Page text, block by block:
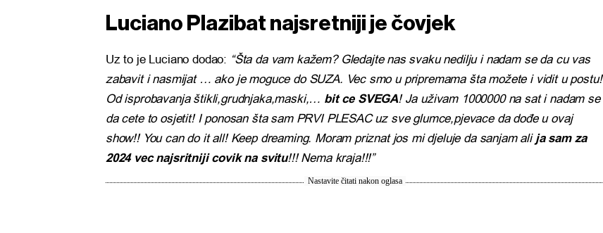
Luciano Plazibat najsretniji je čovjek
Uz to je Luciano dodao: “Šta da vam kažem? Gledajte nas svaku nedilju i nadam se da cu vas
zabavit i nasmijat … ako je moguce do SUZA. Vec smo u pripremama šta možete i vidit u postu!
Od isprobavanja štikli,grudnjaka,maski,… bit ce SVEGA! Ja uživam 1000000 na sat i nadam se
da cete to osjetit! I ponosan šta sam PRVI PLESAC uz sve glumce,pjevace da dođe u ovaj
show!! You can do it all! Keep dreaming. Moram priznat jos mi djeluje da sanjam ali ja sam za
2024 vec najsritniji covik na svitu!!! Nema kraja!!!”
Nastavite čitati nakon oglasa